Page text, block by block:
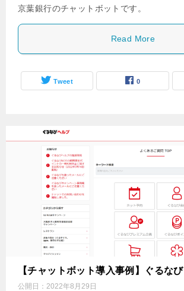
京葉銀行のチャットボットです。
Read More
Tweet 0
【チャットボット導入事例】ぐるなび
公開日： 2022年8月29日